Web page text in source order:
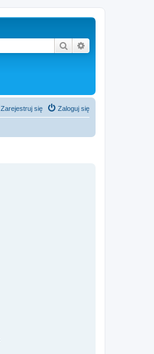
Szukaj
Zaloguj się
Zarejestruj się